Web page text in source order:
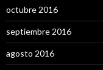
octubre 2016
septiembre 2016
agosto 2016